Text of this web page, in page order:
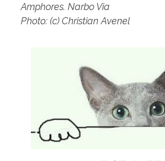
Amphores. Narbo Via
Photo: (c) Christian Avenel